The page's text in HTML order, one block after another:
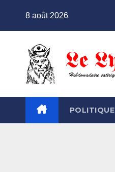
8 août 2026
POLITIQUE